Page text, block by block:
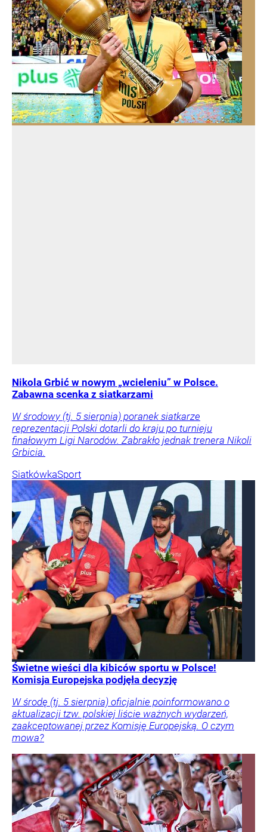
Nikola Grbić w nowym „wcieleniu” w Polsce.
Zabawna scenka z siatkarzami
W środowy (tj. 5 sierpnia) poranek siatkarze
reprezentacji Polski dotarli do kraju po turnieju
finałowym Ligi Narodów. Zabrakło jednak trenera Nikoli
Grbicia.
SiatkówkaSport
Świetne wieści dla kibiców sportu w Polsce!
Komisja Europejska podjęła decyzję
W środę (tj. 5 sierpnia) oficjalnie poinformowano o
aktualizacji tzw. polskiej liście ważnych wydarzeń,
zaakceptowanej przez Komisję Europejską. O czym
mowa?